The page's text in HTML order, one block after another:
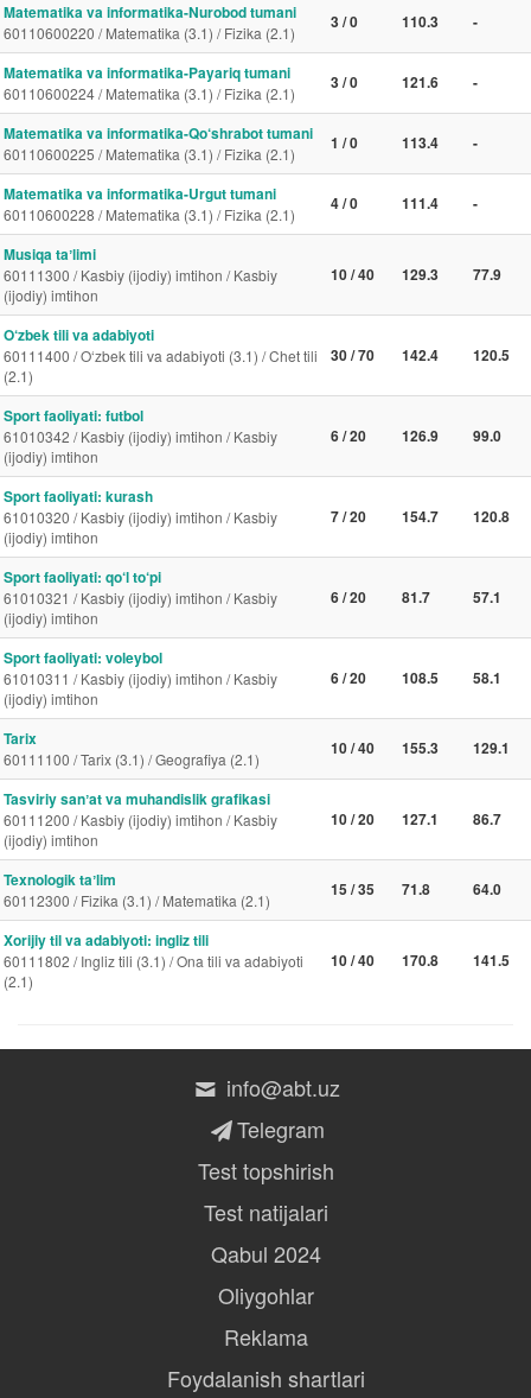
Matematika va informatika-Nurobod tumani
60110600220 / Matematika (3.1) / Fizika (2.1)
3 / 0 110.3 -
Matematika va informatika-Payariq tumani
60110600224 / Matematika (3.1) / Fizika (2.1)
3 / 0 121.6 -
Matematika va informatika-Qo‘shrabot tumani
60110600225 / Matematika (3.1) / Fizika (2.1)
1 / 0 113.4 -
Matematika va informatika-Urgut tumani
60110600228 / Matematika (3.1) / Fizika (2.1)
4 / 0 111.4 -
Musiqa taʼlimi
60111300 / Kasbiy (ijodiy) imtihon / Kasbiy
(ijodiy) imtihon
10 / 40 129.3 77.9
O‘zbek tili va adabiyoti
60111400 / O‘zbek tili va adabiyoti (3.1) / Chet tili
(2.1)
30 / 70 142.4 120.5
Sport faoliyati: futbol
61010342 / Kasbiy (ijodiy) imtihon / Kasbiy
(ijodiy) imtihon
6 / 20 126.9 99.0
Sport faoliyati: kurash
61010320 / Kasbiy (ijodiy) imtihon / Kasbiy
(ijodiy) imtihon
7 / 20 154.7 120.8
Sport faoliyati: qo‘l to‘pi
61010321 / Kasbiy (ijodiy) imtihon / Kasbiy
(ijodiy) imtihon
6 / 20 81.7 57.1
Sport faoliyati: voleybol
61010311 / Kasbiy (ijodiy) imtihon / Kasbiy
(ijodiy) imtihon
6 / 20 108.5 58.1
Tarix
60111100 / Tarix (3.1) / Geografiya (2.1)
10 / 40 155.3 129.1
Tasviriy sanʼat va muhandislik grafikasi
60111200 / Kasbiy (ijodiy) imtihon / Kasbiy
(ijodiy) imtihon
10 / 20 127.1 86.7
Texnologik taʼlim
60112300 / Fizika (3.1) / Matematika (2.1)
15 / 35 71.8 64.0
Xorijiy til va adabiyoti: ingliz tili
60111802 / Ingliz tili (3.1) / Ona tili va adabiyoti
(2.1)
10 / 40 170.8 141.5
info@abt.uz
Telegram
Test topshirish
Test natijalari
Qabul 2024
Oliygohlar
Reklama
Foydalanish shartlari